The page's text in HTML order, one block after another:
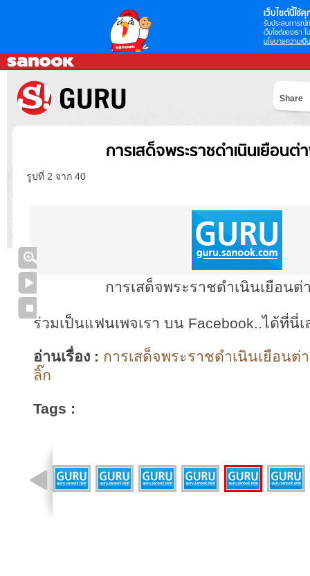
เว็บไซต์นี้ใช้คุ
รับประสบการณ์
เว็บไซต์ของเรา
นโยบายความเป็
Share
การเสด็จพระราชดำเนินเยือนต่
รูปที่ 2 จาก 40
การเสด็จพระราชดำเนินเยือนต่
ร่วมเป็นแฟนเพจเรา บน Facebook..ได้ที่นี่เ
อ่านเรื่อง : การเสด็จพระราชดำเนินเยือนต่
ลิ๊ก
Tags :